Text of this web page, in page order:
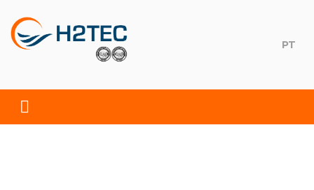
content
PT